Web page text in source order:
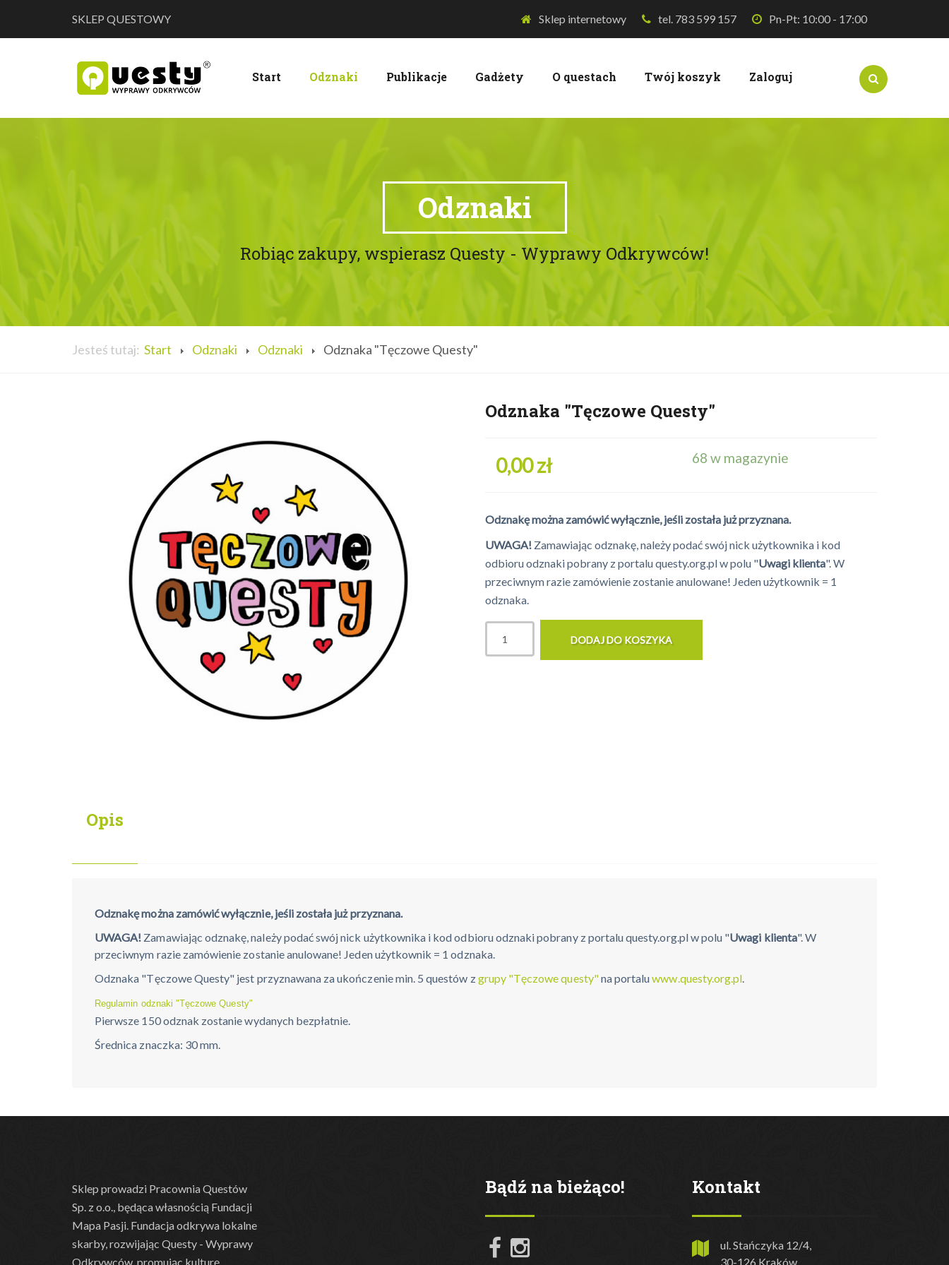
SKLEP QUESTOWY Sklep internetowy tel. 783 599 157 Pn-Pt: 10:00 - 17:00
Start Odznaki Publikacje Gadżety O questach Twój koszyk Zaloguj
Odznaki
Robiąc zakupy, wspierasz Questy - Wyprawy Odkrywców!
Jesteś tutaj: Start Odznaki Odznaki Odznaka "Tęczowe Questy"
Odznaka "Tęczowe Questy"
0,00 zł 68 w magazynie
Odznakę można zamówić wyłącznie, jeśli została już przyznana.
UWAGA! Zamawiając odznakę, należy podać swój nick użytkownika i kod
odbioru odznaki pobrany z portalu questy.org.pl w polu "Uwagi klienta". W
przeciwnym razie zamówienie zostanie anulowane! Jeden użytkownik = 1
odznaka.
Opis
Odznakę można zamówić wyłącznie, jeśli została już przyznana.
UWAGA! Zamawiając odznakę, należy podać swój nick użytkownika i kod odbioru odznaki pobrany z portalu questy.org.pl w polu "Uwagi klienta". W
przeciwnym razie zamówienie zostanie anulowane! Jeden użytkownik = 1 odznaka.
Odznaka "Tęczowe Questy" jest przyznawana za ukończenie min. 5 questów zgrupy "Tęczowe questy"na portaluwww.questy.org.pl.
Regulamin odznaki "Tęczowe Questy"
Pierwsze 150 odznak zostanie wydanych bezpłatnie.
Średnica znaczka: 30 mm.
Sklep prowadzi Pracownia Questów
Sp. z o.o., będąca własnością Fundacji
Mapa Pasji. Fundacja odkrywa lokalne
skarby, rozwijając Questy - Wyprawy
Odkrywców, promując kulturę
Bądź na bieżąco! Kontakt
ul. Stańczyka 12/4,
30-126 Kraków